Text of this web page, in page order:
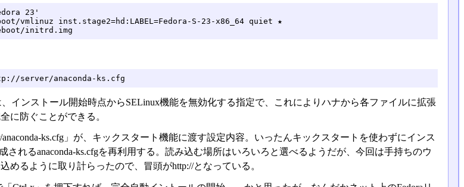
23'
vmlinuz inst.stage2=hd:LABEL=Fedora-S-23-x86_64 quiet ★
initrd.img
server/anaconda-ks.cfg
、インストール開始時点からSELinux機能を無効化する指定で、これによりハナから各ファイルに拡張
に防ぐことができる。
anaconda-ks.cfg」が、キックスタート機能に渡す設定内容。いったんキックスタートを使わずにインス
されるanaconda-ks.cfgを再利用する。読み込む場所はいろいろと選べるようだが、今回は手持ちのウ
めるように取り計らったので、冒頭がhttp://となっている。